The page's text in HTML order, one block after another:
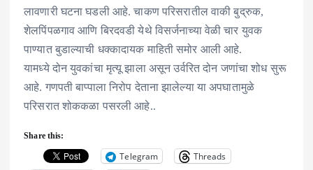
लावणारी घटना घडली आहे. चाकण परिसरातील वाकी बुद्रुक,
शेलपिंपळगाव आणि बिरदवडी येथे विसर्जनाच्या वेळी चार युवक
पाण्यात बुडाल्याची धक्कादायक माहिती समोर आली आहे.
यामध्ये दोन युवकांचा मृत्यू झाला असून उर्वरित दोन जणांचा शोध सुरू
आहे. गणपती बाप्पाला निरोप देताना झालेल्या या अपघातामुळे
परिसरात शोककळा पसरली आहे..
Share this:
Telegram
Threads